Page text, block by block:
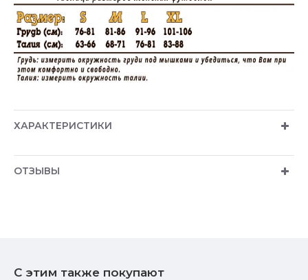
ХАРАКТЕРИСТИКИ
ОТЗЫВЫ
С этим также покупают